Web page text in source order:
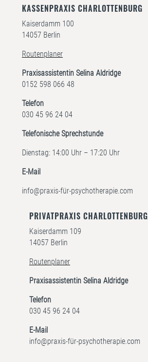
KASSENPRAXIS CHARLOTTENBURG
Kaiserdamm 100
14057 Berlin
Routenplaner
Praxisassistentin Selina Aldridge
0152 598 066 48
Telefon
030 45 96 24 04
Telefonische Sprechstunde
Dienstag: 14:00 Uhr – 17:20 Uhr
E-Mail
info@praxis-für-psychotherapie.com
PRIVATPRAXIS CHARLOTTENBURG
Kaiserdamm 109
14057 Berlin
Routenplaner
Praxisassistentin Selina Aldridge
Telefon
030 45 96 24 04
E-Mail
info@praxis-für-psychotherapie.com